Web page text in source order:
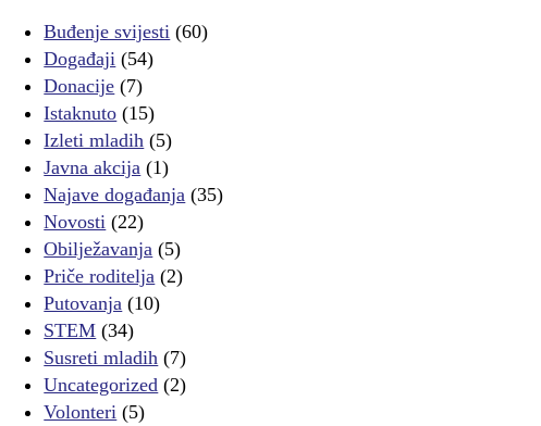
Buđenje svijesti (60)
Događaji (54)
Donacije (7)
Istaknuto (15)
Izleti mladih (5)
Javna akcija (1)
Najave događanja (35)
Novosti (22)
Obilježavanja (5)
Priče roditelja (2)
Putovanja (10)
STEM (34)
Susreti mladih (7)
Uncategorized (2)
Volonteri (5)